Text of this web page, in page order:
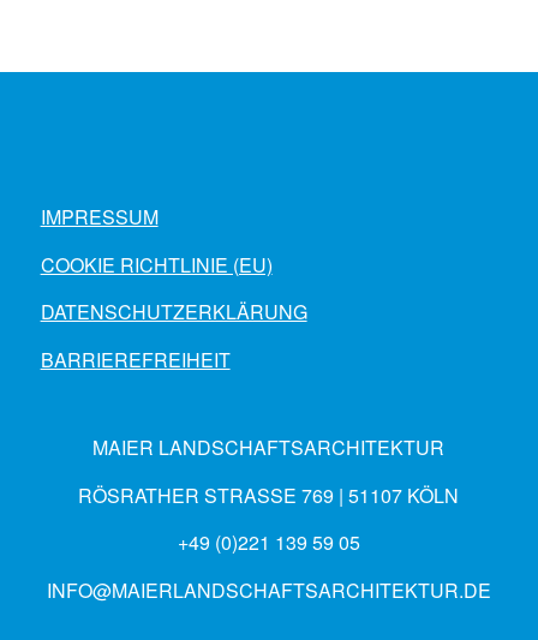
IMPRESSUM
COOKIE RICHTLINIE (EU)
DATENSCHUTZERKLÄRUNG
BARRIEREFREIHEIT
MAIER LANDSCHAFTSARCHITEKTUR
RÖSRATHER STRASSE 769 | 51107 KÖLN
+49 (0)221 139 59 05
INFO@MAIERLANDSCHAFTSARCHITEKTUR.DE